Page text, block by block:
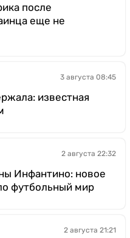
после
еще не
3 августа 08:45
известная
2 августа 22:32
Инфантино: новое
футбольный мир
2 августа 21:21